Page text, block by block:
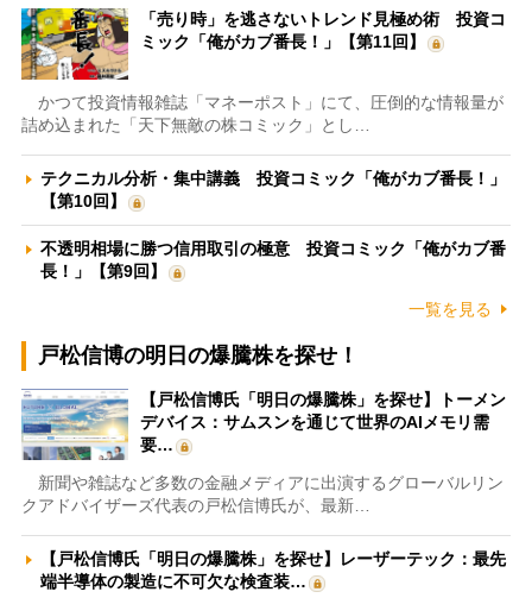
「売り時」を逃さないトレンド見極め術 投資コ
ミック「俺がカブ番長！」【第11回】
かつて投資情報雑誌「マネーポスト」にて、圧倒的な情報量が
詰め込まれた「天下無敵の株コミック」とし…
テクニカル分析・集中講義 投資コミック「俺がカブ番長！」
【第10回】
不透明相場に勝つ信用取引の極意 投資コミック「俺がカブ番
長！」【第9回】
一覧を見る
戸松信博の明日の爆騰株を探せ！
【戸松信博氏「明日の爆騰株」を探せ】トーメン
デバイス：サムスンを通じて世界のAIメモリ需
要…
新聞や雑誌など多数の金融メディアに出演するグローバルリン
クアドバイザーズ代表の戸松信博氏が、最新…
【戸松信博氏「明日の爆騰株」を探せ】レーザーテック：最先
端半導体の製造に不可欠な検査装…